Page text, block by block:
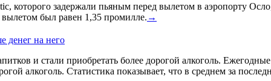
которого задержали пьяным перед вылетом в аэропорту
вылетом был равен 1,35 промилле. →
денег на него
и стали приобретать более дорогой алкоголь.
алкоголь. Статистика показывает, что в среднем за